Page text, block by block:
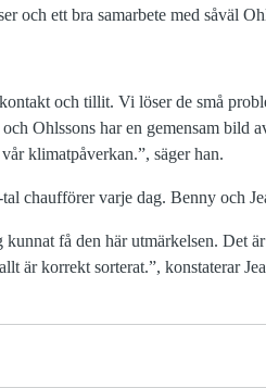
och ett bra samarbete med såväl
och tillit. Vi löser de små
Ohlssons har en gemensam bild
klimatpåverkan.”, säger han.
chaufförer varje dag. Benny och
få den här utmärkelsen. Det
är korrekt sorterat.”, konstaterar